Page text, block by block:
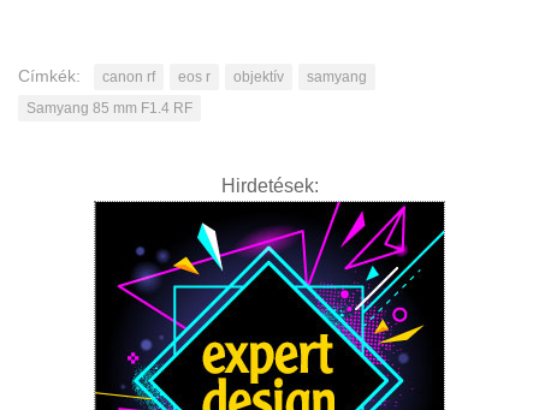
Címkék: canon rf eos r objektív
samyang
Samyang 85 mm F1.4 RF
Hirdetések: